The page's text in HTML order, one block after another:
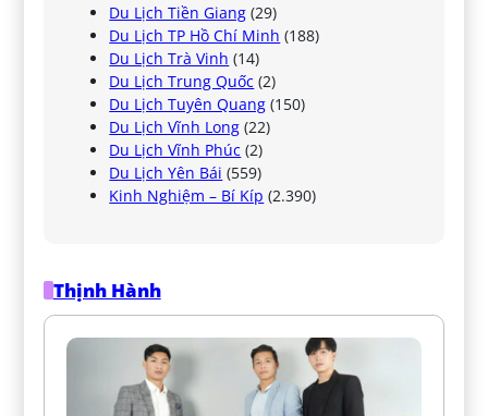
Du Lịch Tiền Giang (29)
Du Lịch TP Hồ Chí Minh (188)
Du Lịch Trà Vinh (14)
Du Lịch Trung Quốc (2)
Du Lịch Tuyên Quang (150)
Du Lịch Vĩnh Long (22)
Du Lịch Vĩnh Phúc (2)
Du Lịch Yên Bái (559)
Kinh Nghiệm – Bí Kíp (2.390)
Thịnh Hành